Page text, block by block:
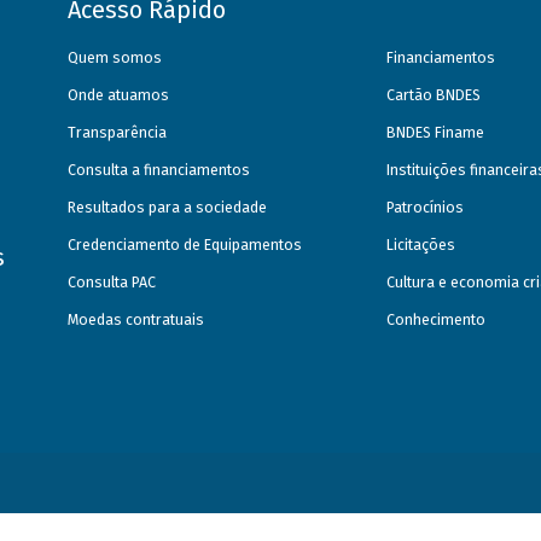
Acesso Rápido
Quem somos
Onde atuamos
Transparência
Consulta a financiamentos
Resultados para a sociedade
Credenciamento de Equipamentos
Consulta PAC
Moedas contratuais
Financiamentos
Cartão BNDES
BNDES Finame
Instituições
Patrocínios
Licitações
Cultura e economia
Conhecimento